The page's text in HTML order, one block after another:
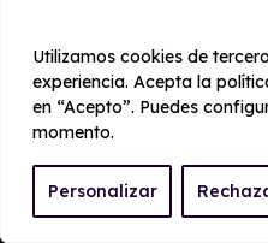
Utilizamos cookies de
experiencia. Acepta la
en “Acepto”. Puedes
momento.
Personalizar
MINI COOPER 5 PUERTAS C
Automático
Pedir Presupuesto